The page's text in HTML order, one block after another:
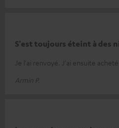
S'est toujours éteint à des
Je l'ai renvoyé. J'ai ensuite
Armin P.